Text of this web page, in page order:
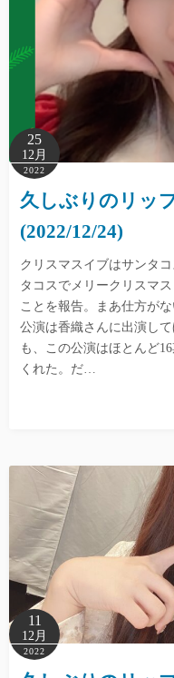
25
12月
2022
久しぶりのリッ
(2022/12/24)
クリスマスイブはサンタ
タコスでメリークリスマ
ことを報告。まあ仕方が
公演は香織さんに出演し
も、この公演はほとんど
くれた。だ…
11
12月
2022